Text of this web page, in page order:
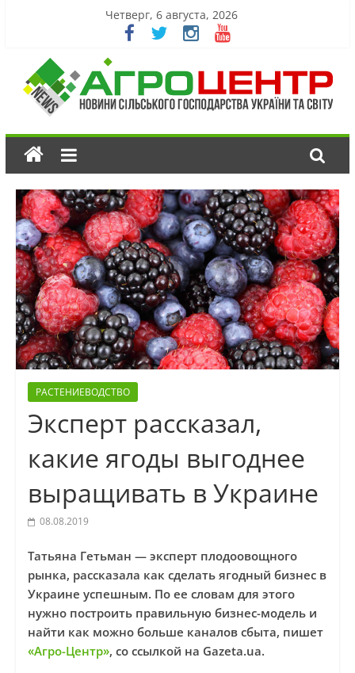
Четверг, 6 августа, 2026
РАСТЕНИЕВОДСТВО
Эксперт рассказал,
какие ягоды выгоднее
выращивать в Украине
08.08.2019
Татьяна Гетьман — эксперт плодоовощного
рынка, рассказала как сделать ягодный бизнес в
Украине успешным. По ее словам для этого
нужно построить правильную бизнес-модель и
найти как можно больше каналов сбыта, пишет
«Агро-Центр», со ссылкой на Gazeta.ua.